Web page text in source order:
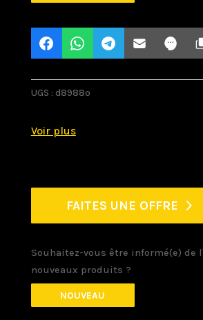
UGS : d8988o
FAITES UNE OFFRE
Souhaitez-vous être informé(e) de
nouveaux produits ?
NOUVEAU